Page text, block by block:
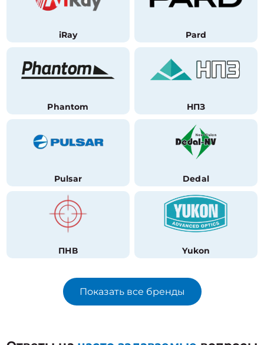
iRay Pard
Phantom НПЗ
Pulsar Dedal
ПНВ Yukon
Показать все бренды